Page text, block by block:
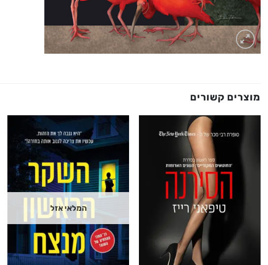
מוצרים קשורים
המלאי אזל